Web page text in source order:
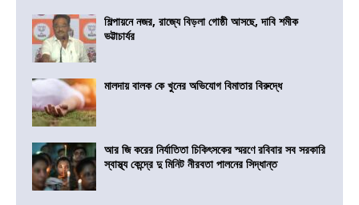
শিল্পায়নে নজর, রাজ্যে বিড়লা গোষ্ঠী আসছে, দাবি শমীক
ভট্টাচার্যর
মালদায় বালক কে খুনের অভিযোগ বিমাতার বিরুদ্ধে
আর জি করের নির্যাতিতা চিকিৎসকের স্মরণে রবিবার সব সরকারি
স্বাস্থ্য কেন্দ্রে দু মিনিট নীরবতা পালনের সিদ্ধান্ত